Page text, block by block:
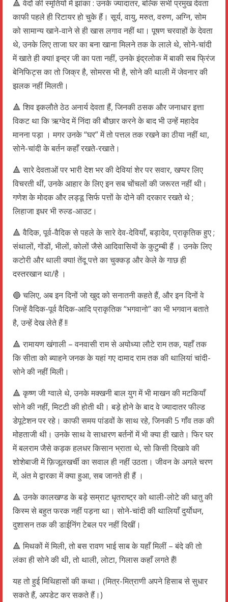
🔺 वेदों की स्मृतियों में झांका : उनके ज्यादातर, बल्कि सभी प्रमुख देवता
काफी पहले ही रिटायर हो चुके हैं। सूर्य, वायु, मरुत, वरुण, अग्नि, सोम
को सामान्य खाने-वाने से ही खास लगाव नहीं था। पूषण चरवाहों के देवता
थे, उनके लिए ताजा घर का बना खाना मिलने तक के लाले थे, सोने-चांदी
में खाते ही क्या! इन्द्र जी का पता नहीं, उनके इंद्रलोक में बाकी सब फ्रिंज
बेनिफिट्स का तो जिक्र है, सोमरस भी है, सोने की थाली में जेवनार की
झलक नहीं मिलती।
🔺 शिव इकलौते ठेठ अनार्य देवता हैं, जिनकी ठसक और जनाधार इत्ता
विकट था कि ऋग्वेद में निंदा की बौछार करने के बाद भी उन्हें महादेव
मानना पड़ा । मगर उनके “घर” में तो पत्तल तक रखने का ठीया नहीं था,
सोने-चांदी के बर्तन कहाँ रखते-रखाते।
🔺 सारे देवताओं पर भारी देश भर की देवियां शेर पर सवार, खप्पर लिए
विचरती थीं, उनके आहार के लिए इन सब चोंचलों की जरूरत नहीं थी।
गणेश के मोदक और लड्डू सिर्फ पत्तों के दोने की दरकार रखते थे ;
लिहाजा इधर भी रुल्ड-आउट।
🔺 वैदिक, पूर्व-वैदिक से पहले के सारे देव-देवियाँ, बड़ादेव, प्राकृतिक हुए ;
संथालों, गोंडों, भीलों, कोलों जैसे आदिवासियों के कुटुम्बी हैं । उनके लिए
कटोरी और थाली क्या! तेंदू पत्ते का चुक्कड़ और केले के गाछ ही
दस्तरखान था/है ।
🔵 चलिए, अब इन दिनों जो खुद को सनातनी कहते हैं, और इन दिनों वे
जिन्हें वैदिक-पूर्व वैदिक-आदि प्राकृतिक “भगवानो” का भी भगवान बताते
है, उन्हें देख लेते हैं !!
🔺 रामायण खंगाली – वनवासी राम से अयोध्या लौटे राम तक, यहाँ तक
कि सीता को ब्याहने जनक के यहां गए दामाद राम तक की थालियां चांदी-
सोने की नहीं मिली।
🔺 कृष्ण जी ग्वाले थे, उनके मक्खनी बाल युग में भी माखन की मटकियाँ
सोने की नहीं, मिटटी की होती थी। बड़े होने के बाद वे ज्यादातर फील्ड
डेपूटेशन पर रहे। काफी समय पांडवों के साथ रहे, जिनकी 5 गाँव तक की
मोहताजी थी। उनके साथ वे साधारण बर्तनों में भी क्या ही खाते। फिर घर
में बलराम जैसे कड़क हलधर किसान भ्राता थे, सो किसी दिखावे की
शोशेबाजी में फ़िजूलखर्ची का सवाल ही नहीं उठता। जीवन के अगले चरण
में, अंत मे द्वारका में क्या हुआ, सब जानते ही हैं ।
🔺 उनके कालखण्ड के बड़े सम्राट धृतराष्ट्र को थाली-लोटे की धातु की
किस्म से बहुत फरक नहीं पड़ना था। सोने-चांदी की थालियाँ दुर्योधन,
दुशासन तक की डाईनिंग टेबल पर नहीं दिखीं।
🔺 मिथकों में मिली, तो बस रावण भाई साब के यहाँ मिलीं – बंदे की तो
लंका ही सोने की थी, तो थाली, लोटा, गिलास कहाँ लगते हैं!
यह तो हुई मिथिहासों की कथा। (मित्र-मित्राणी अपने हिसाब से सुधार
सकते हैं, अपडेट कर सकते हैं।)